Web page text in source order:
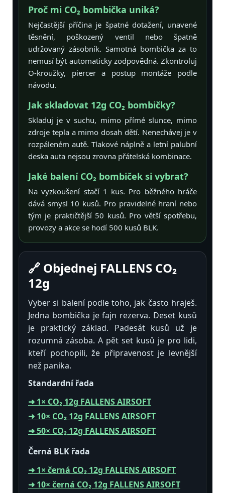
Proč mi CO₂ bombička uniká?
Nejčastější příčina je špatné dotažení, unavené
těsnění, poškozený ventil nebo špatně
udržovaný zásobník. Samotná bombička za to
nemusí být automaticky zodpovědná. Zkontroluj
O-kroužky, piercer a postup montáže podle
návodu.
Jak skladovat 12g CO₂ bombičky?
Skladuj je v suchu, mimo přímé slunce, mimo
zdroje tepla a mimo dosah dětí. Nenechávej je v
rozpáleném autě. Tlakové náplně a letní palubní
deska auta nejsou zrovna přátelská kombinace.
Jaké balení CO₂ bombiček si vybrat?
Na vyzkoušení stačí 1 kus. Pro běžného hráče
dává smysl 10 kusů. Pro pravidelné hraní nebo
tým je praktičtější 50 kusů. Pro větší spotřebu,
provozy a akce se hodí 500 kusů BLK.
🔗 Objednej FALLENS CO₂
12g
Vyber si balení podle toho, jak často hraješ.
Jedna bombička je fajn rezerva. Deset kusů
je praktický základ. Padesát kusů už je
rozumná zásoba. A pět set kusů je pro lidi,
kteří pochopili, že připravenost je levnější
než panika.
Standardní řada
➜ 1× CO₂ 12g FALLENS AIRSOFT
➜ 10× CO₂ 12g FALLENS AIRSOFT
➜ 50× CO₂ 12g FALLENS AIRSOFT
Černá BLK řada
➜ 1× černá CO₂ 12g FALLENS AIRSOFT
➜ 10× černá CO₂ 12g FALLENS AIRSOFT